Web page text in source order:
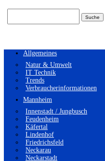
Allgemeines
Natur & Umwelt
IT Technik
Trends
Verbraucherinformationen
Mannheim
Innenstadt / Jungbusch
Feudenheim
Käfertal
Lindenhof
Friedrichsfeld
Neckarau
Neckarstadt